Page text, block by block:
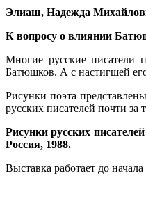
Элиаш, Надежда
К вопросу о влиянии
Многие русские писатели
Батюшков. А с настигшей
Рисунки поэта
русских писателей почти
Рисунки русских
Россия, 1988.
Выставка работает до